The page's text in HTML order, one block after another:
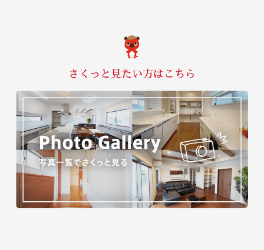
さくっと見たい方はこちら